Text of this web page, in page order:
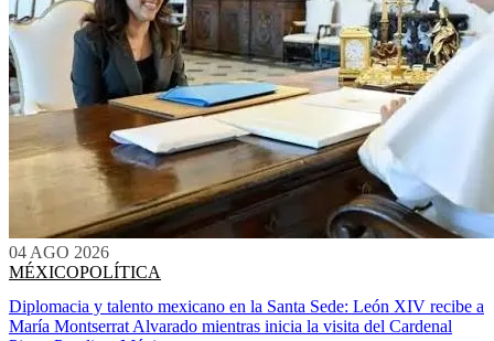
04 AGO 2026
MÉXICOPOLÍTICA
Diplomacia y talento mexicano en la Santa Sede: León XIV recibe a
María Montserrat Alvarado mientras inicia la visita del Cardenal